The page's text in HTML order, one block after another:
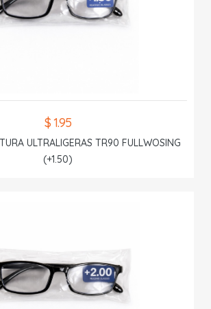
$ 1.95
ULTRALIGERAS TR90 FULLWOSING
(+1.50)